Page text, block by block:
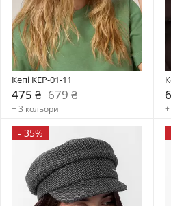
Кепі KEP-01-11
475 ₴ 679 ₴
+ 3 кольори
- 35%